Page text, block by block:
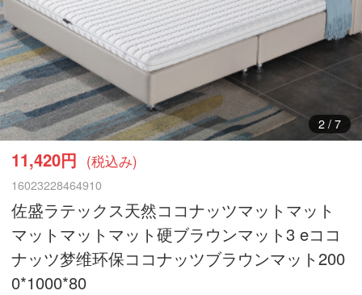
3/ 7
11,420円 (税込み)
16023228464910
佐盛ラテックス天然ココナッツマットマット
マットマットマット硬ブラウンマット3 eココ
ナッツ梦维环保ココナッツブラウンマット200
0*1000*80